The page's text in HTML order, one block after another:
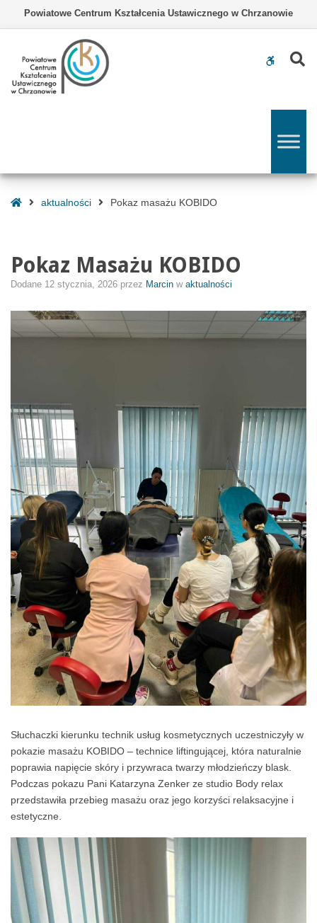
KOBIDO
Powiatowe Centrum Kształcenia Ustawicznego w Chrzanowie
WCAG
Stronaaktualności Pokaz masażu KOBIDO
Pokaz Masażu KOBIDO
Dodane 12 stycznia, 2026 przez Marcin w aktualności
Słuchaczki kierunku technik usług kosmetycznych uczestniczyły w
pokazie masażu KOBIDO – technice liftingującej, która naturalnie
poprawia napięcie skóry i przywraca twarzy młodzieńczy blask.
Podczas pokazu Pani Katarzyna Zenker ze studio Body relax
przedstawiła przebieg masażu oraz jego korzyści relaksacyjne i
estetyczne.